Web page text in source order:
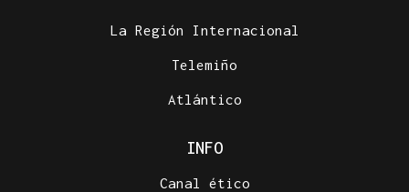
La Región Internacional
Telemiño
Atlántico
INFO
Canal ético